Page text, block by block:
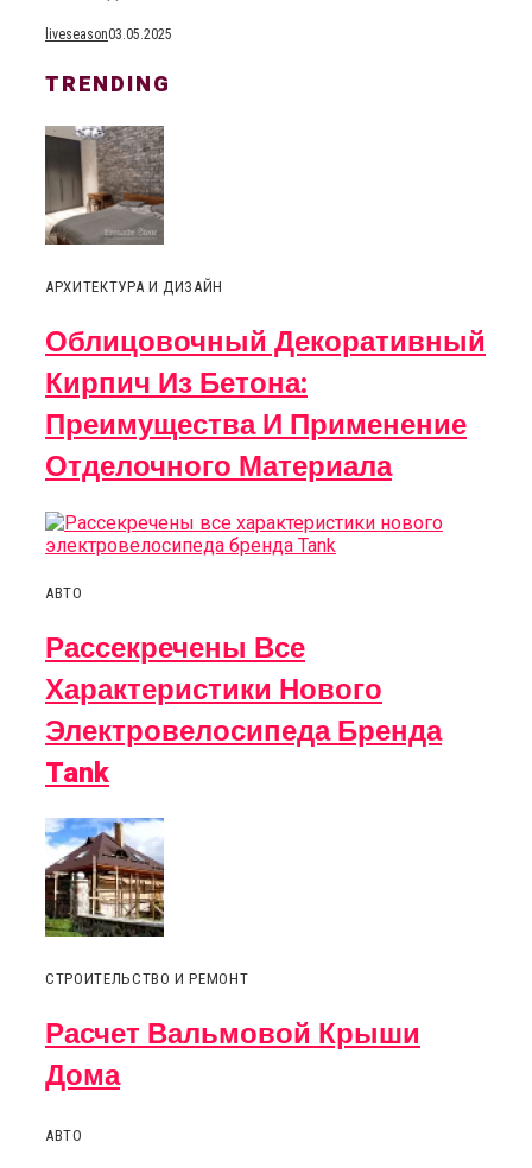
liveseason03.05.2025
TRENDING
АРХИТЕКТУРА И ДИЗАЙН
Облицовочный Декоративный
Кирпич Из Бетона:
Преимущества И Применение
Отделочного Материала
АВТО
Рассекречены Все
Характеристики Нового
Электровелосипеда Бренда
Tank
СТРОИТЕЛЬСТВО И РЕМОНТ
Расчет Вальмовой Крыши
Дома
АВТО